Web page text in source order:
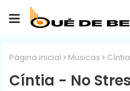
Página inicial Musicas
Cíntia - No